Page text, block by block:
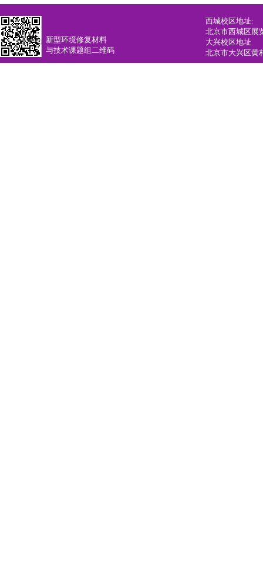
新型环境修复材料
与技术课题组二维码
西城校区地址:
北京市西城区展
大兴校区地址
北京市大兴区黄